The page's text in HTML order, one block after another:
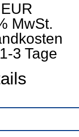
MwSt.
1-3 Tage